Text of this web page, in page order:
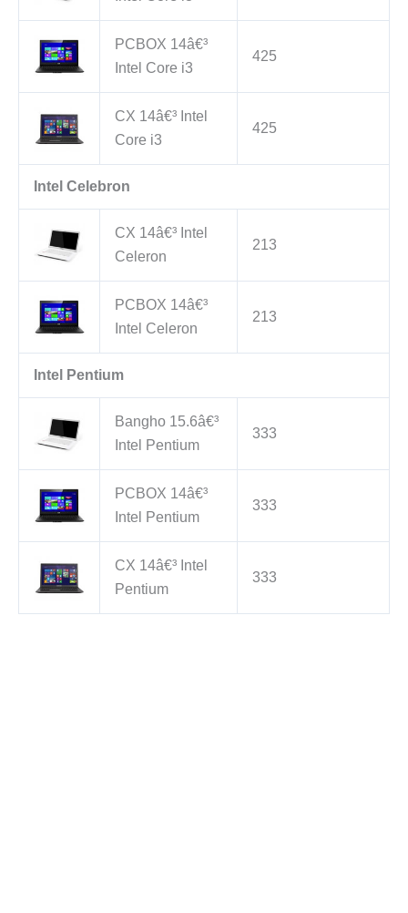
PCBOX 14â€³
Intel Core i3
425
CX 14â€³ Intel
Core i3
425
Intel Celebron
CX 14â€³ Intel
Celeron
213
PCBOX 14â€³
Intel Celeron
213
Intel Pentium
Bangho 15.6â€³
Intel Pentium
333
PCBOX 14â€³
Intel Pentium
333
CX 14â€³ Intel
Pentium
333